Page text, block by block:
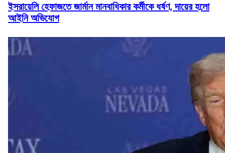
ইসরায়েলি হেফাজতে জার্মান মানবাধিকার কর্মীকে ধর্ষণ, দায়ের হলো
আইনি অভিযোগ